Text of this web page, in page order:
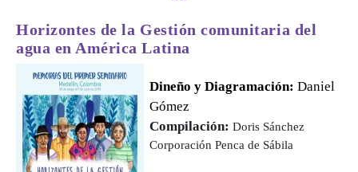
Horizontes de la Gestión comunitaria del
agua en América Latina
Dineño y Diagramación:Daniel
Gómez
Compilación:Doris Sánchez
Corporación Penca de Sábila